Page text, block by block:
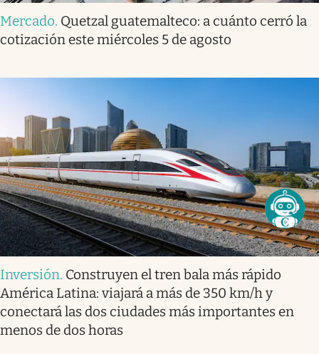
Mercado. Quetzal guatemalteco: a cuánto cerró la
cotización este miércoles 5 de agosto
Inversión. Construyen el tren bala más rápido
América Latina: viajará a más de 350 km/h y
conectará las dos ciudades más importantes en
menos de dos horas